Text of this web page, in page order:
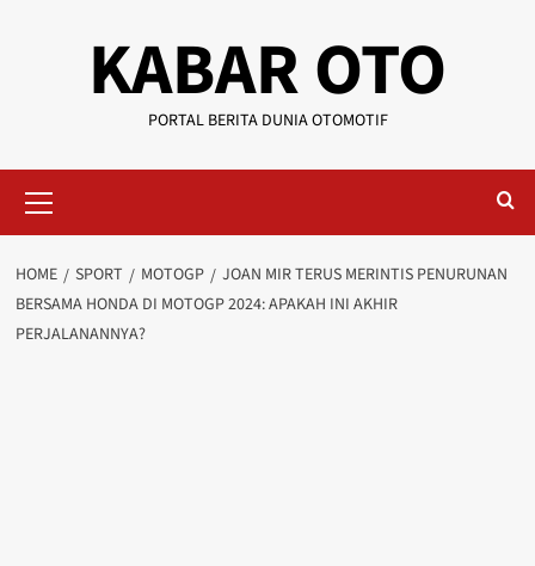
KABAR OTO
PORTAL BERITA DUNIA OTOMOTIF
HOME SPORT MOTOGP
JOAN MIR TERUS MERINTIS PENURUNAN
BERSAMA HONDA DI MOTOGP 2024: APAKAH INI AKHIR
PERJALANANNYA?